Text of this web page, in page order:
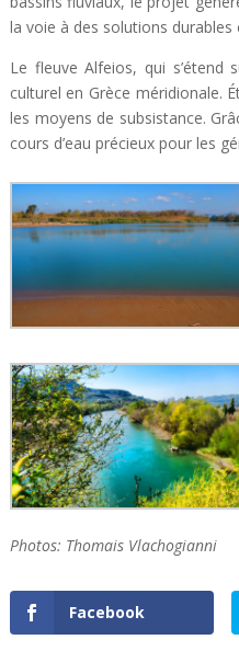
la voie à des solutions
Le fleuve Alfeios, qui
culturel en Grèce méridionale.
les moyens de subsistance.
cours d’eau précieux pour les
Photos: Thomais Vlachogianni
Facebook